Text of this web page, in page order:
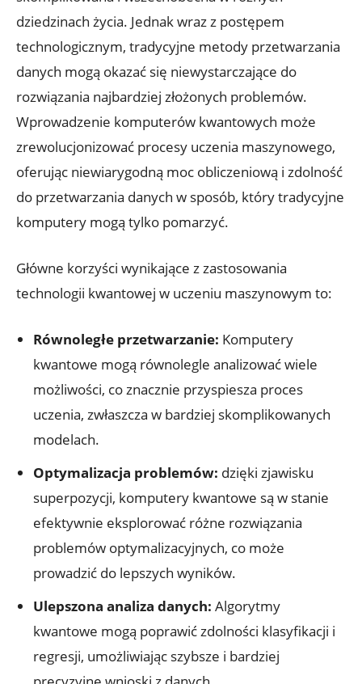
dziedzinach życia. Jednak wraz z postępem
technologicznym, tradycyjne metody przetwarzania
danych mogą okazać się niewystarczające do
rozwiązania najbardziej złożonych problemów.
Wprowadzenie komputerów kwantowych może
zrewolucjonizować procesy uczenia maszynowego,
oferując niewiarygodną moc obliczeniową i zdolność
do przetwarzania danych w sposób, który tradycyjne
komputery mogą tylko pomarzyć.
Główne korzyści wynikające z zastosowania
technologii kwantowej w uczeniu maszynowym to:
Równoległe przetwarzanie: Komputery
kwantowe mogą równolegle analizować wiele
możliwości, co znacznie przyspiesza proces
uczenia, zwłaszcza w bardziej skomplikowanych
modelach.
Optymalizacja problemów: dzięki zjawisku
superpozycji, komputery kwantowe są w stanie
efektywnie eksplorować różne rozwiązania
problemów optymalizacyjnych, co może
prowadzić do lepszych wyników.
Ulepszona analiza danych: Algorytmy
kwantowe mogą poprawić zdolności klasyfikacji i
regresji, umożliwiając szybsze i bardziej